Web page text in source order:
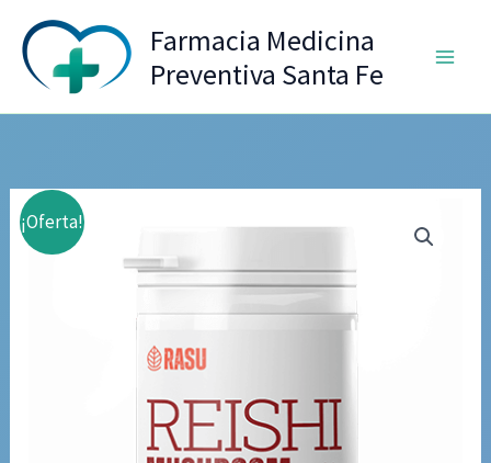
contenido
Farmacia Medicina
Preventiva Santa Fe
¡Oferta!